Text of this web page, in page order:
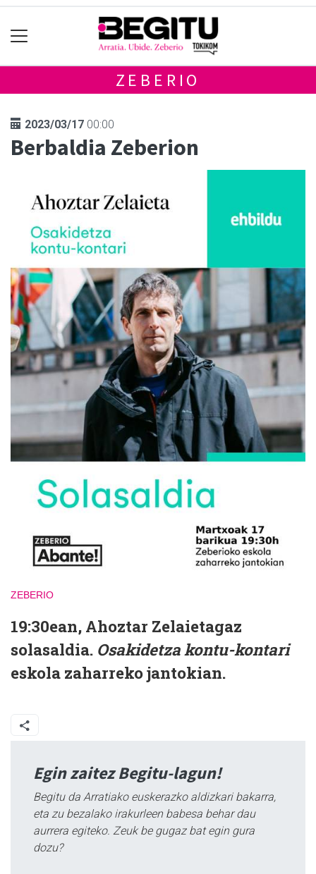
ZEBERIO
2023/03/17 00:00
Berbaldia Zeberion
ZEBERIO
19:30ean, Ahoztar Zelaietagaz
solasaldia. Osakidetza kontu-kontari
eskola zaharreko jantokian.
Egin zaitez Begitu-lagun!
Begitu da Arratiako euskerazko aldizkari bakarra,
eta zu bezalako irakurleen babesa behar dau
aurrera egiteko. Zeuk be gugaz bat egin gura
dozu?